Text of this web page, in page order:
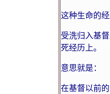
这种生命的
受洗归入基
死经历上。
意思就是：
在基督以前